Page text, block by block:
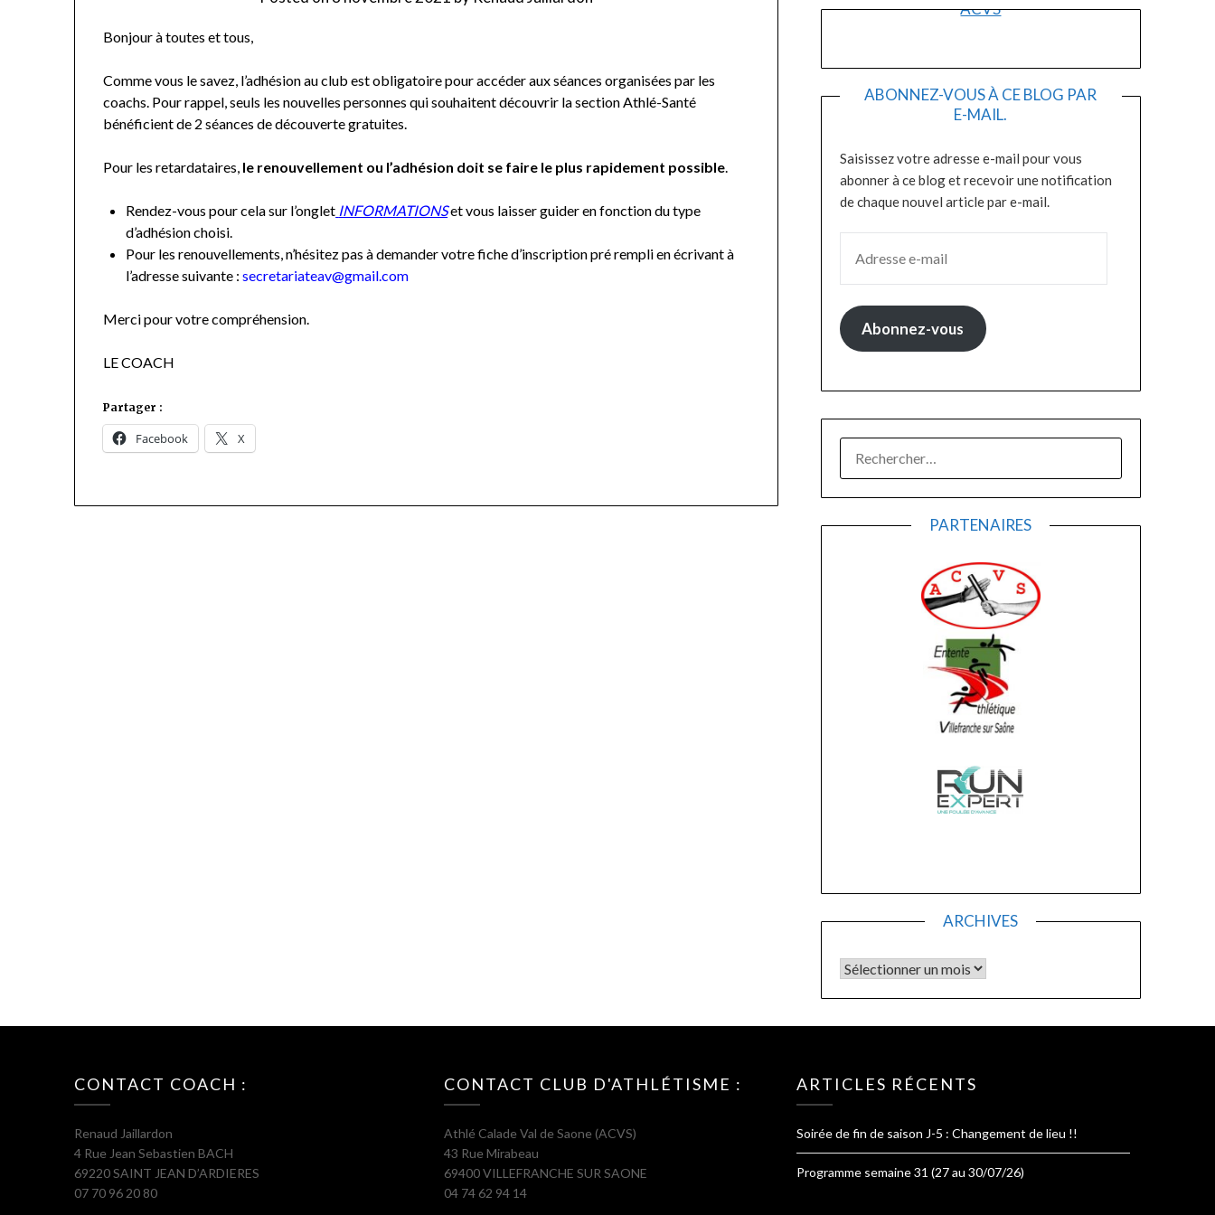
Bonjour à toutes et tous,
Comme vous le savez, l’adhésion au club est obligatoire pour accéder aux séances organisées par les
coachs. Pour rappel, seuls les nouvelles personnes qui souhaitent découvrir la section Athlé-Santé
bénéficient de 2 séances de découverte gratuites.
Pour les retardataires, le renouvellement ou l’adhésion doit se faire le plus rapidement possible.
Rendez-vous pour cela sur l’onglet INFORMATIONSet vous laisser guider en fonction du type
d’adhésion choisi.
Pour les renouvellements, n’hésitez pas à demander votre fiche d’inscription pré rempli en écrivant à
l’adresse suivante :secretariateav@gmail.com
Merci pour votre compréhension.
LE COACH
Partager :
Facebook X
ACVS
ABONNEZ-VOUS À CE BLOG PAR
E-MAIL.
Saisissez votre adresse e-mail pour vous
abonner à ce blog et recevoir une notification
de chaque nouvel article par e-mail.
Abonnez-vous
PARTENAIRES
ARCHIVES
Archives
CONTACT COACH :
Renaud Jaillardon
4 Rue Jean Sebastien BACH
69220 SAINT JEAN D’ARDIERES
07 70 96 20 80
CONTACT CLUB D'ATHLÉTISME :
Athlé Calade Val de Saone (ACVS)
43 Rue Mirabeau
69400 VILLEFRANCHE SUR SAONE
04 74 62 94 14
ARTICLES RÉCENTS
Soirée de fin de saison J-5 : Changement de lieu !!
Programme semaine 31 (27 au 30/07/26)